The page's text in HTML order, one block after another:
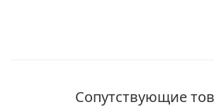
Сопутствующие